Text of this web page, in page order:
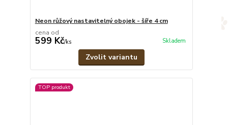
Neon růžový nastavitelný obojek - šíře 4 cm
cena od
599 Kč/ks Skladem
Zvolit variantu
TOP produkt